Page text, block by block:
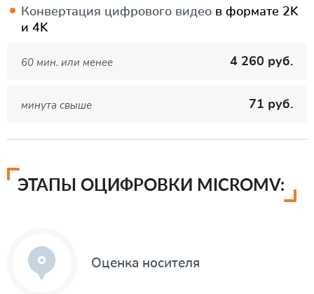
Конвертация цифрового видео в формате 2K
и 4K
60 мин. или менее 4 260 руб.
минута свыше 71 руб.
ЭТАПЫ ОЦИФРОВКИ MICROMV:
Оценка носителя